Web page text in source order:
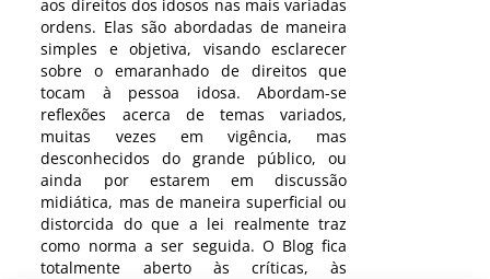
aos direitos dos idosos nas mais variadas
ordens. Elas são abordadas de maneira
simples e objetiva, visando esclarecer
sobre o emaranhado de direitos que
tocam à pessoa idosa. Abordam-se
reflexões acerca de temas variados,
muitas vezes em vigência, mas
desconhecidos do grande público, ou
ainda por estarem em discussão
midiática, mas de maneira superficial ou
distorcida do que a lei realmente traz
como norma a ser seguida. O Blog fica
totalmente aberto às críticas, às